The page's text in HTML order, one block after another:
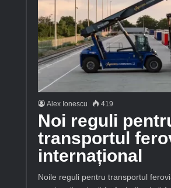
Alex Ionescu 419
Noi reguli
transportul
internațional
Noile reguli pentru transportul